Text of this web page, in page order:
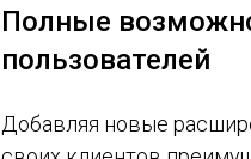
Полные
пользователей
Добавляя новые